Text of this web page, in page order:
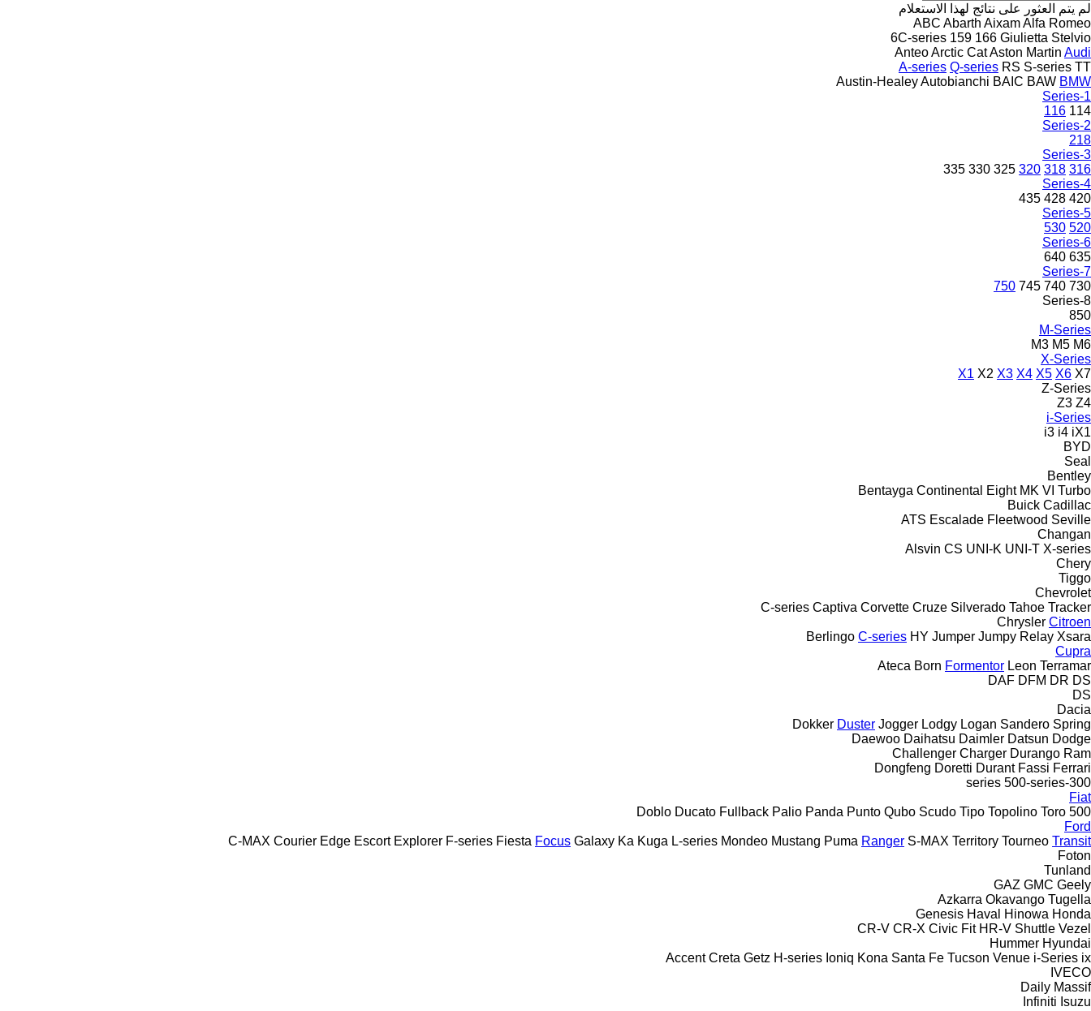
لم يتم العثور على نتائج لهذا الاستعلام
ABC Abarth AixamAlfa Romeo
6C-series 159 166 Giulietta Stelvio
AnteoArctic CatAston Martin Audi
A-series Q-series RS S-series TT
Austin-HealeyAutobianchi BAIC BAW BMW
1-Series
114
116
2-Series
218
3-Series
316
318
320
325
330
335
4-Series
420
428
435
5-Series
520
530
6-Series
635
640
7-Series
730
740
745
750
8-Series
850
M-Series
M3 M5 M6
X-Series
X1 X2 X3 X4 X5 X6 X7
Z-Series
Z3 Z4
i-Series
i3 i4 iX1
BYD
Seal
Bentley
Bentayga Continental Eight MK VI Turbo
Buick Cadillac
ATS Escalade Fleetwood Seville
Changan
Alsvin CS UNI-K UNI-T X-series
Chery
Tiggo
Chevrolet
C-series Captiva Corvette Cruze Silverado Tahoe Tracker
Chrysler Citroen
Berlingo C-series HY Jumper Jumpy Relay Xsara
Cupra
Ateca Born Formentor Leon Terramar
DAF DFM DR DS
DS
Dacia
Dokker Duster Jogger Lodgy Logan Sandero Spring
Daewoo Daihatsu Daimler Datsun Dodge
Challenger Charger Durango Ram
Dongfeng Doretti Durant Fassi Ferrari
300-series
500-series
Fiat
500
Doblo Ducato Fullback Palio Panda Punto Qubo Scudo Tipo Topolino Toro
Ford
C-MAX Courier Edge Escort Explorer F-series Fiesta Focus Galaxy Ka Kuga L-series Mondeo Mustang Puma Ranger S-MAX Territory Tourneo Transit
Foton
Tunland
GAZ GMC Geely
Azkarra Okavango Tugella
Genesis Haval Hinowa Honda
CR-V CR-X Civic Fit HR-V Shuttle Vezel
Hummer Hyundai
Accent Creta Getz H-series Ioniq Kona Santa Fe Tucson Venue i-Series ix
IVECO
Daily Massif
Infiniti Isuzu